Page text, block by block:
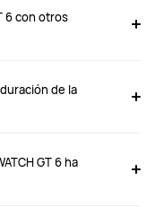
6 con otros
duración de la
GT 6 ha